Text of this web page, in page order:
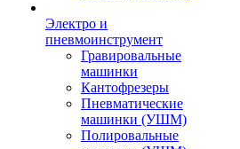
Электро и
пневмоинструмент
Гравировальные
машинки
Кантофрезеры
Пневматические
машинки (УШМ)
Полировальные